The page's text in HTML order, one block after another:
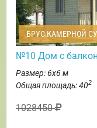
БРУС КАМЕРНОЙ
№10 Дом с
Размер: 6х6 м
Общая площадь: 402
1028450